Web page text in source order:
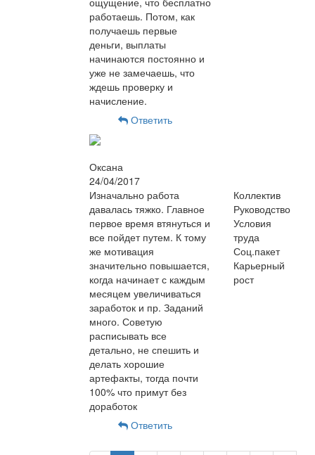
работаешь. Потом, как
получаешь первые
деньги, выплаты
начинаются постоянно и
уже не замечаешь, что
ждешь проверку и
начисление.
Ответить
Оксана
24/04/2017
Изначально работа
давалась тяжко. Главное
первое время втянуться и
все пойдет путем. К тому
же мотивация
значительно повышается,
когда начинает с каждым
месяцем увеличиваться
заработок и пр. Заданий
много. Советую
расписывать все
детально, не спешить и
делать хорошие
артефакты, тогда почти
100% что примут без
доработок
Коллектив
Руководство
Условия
труда
Соц.пакет
Карьерный
рост
Ответить